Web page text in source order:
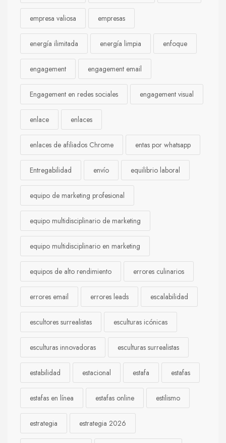
empresa valiosa empresas
energía ilimitada energía limpia enfoque
engagement engagement email
Engagement en redes sociales engagement visual
enlace enlaces
enlaces de afiliados Chrome entas por whatsapp
Entregabilidad envío equilibrio laboral
equipo de marketing profesional
equipo multidisciplinario de marketing
equipo multidisciplinario en marketing
equipos de alto rendimiento errores culinarios
errores email errores leads escalabilidad
escultores surrealistas esculturas icónicas
esculturas innovadoras esculturas surrealistas
estabilidad estacional estafa estafas
estafas en línea estafas online estilismo
estrategia estrategia 2026